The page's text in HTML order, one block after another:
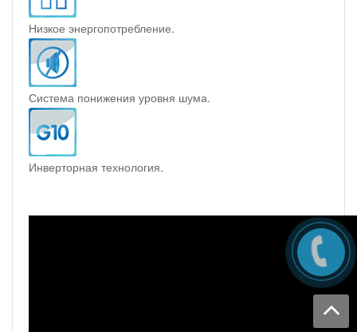
Низкое энергопотребление.
Система понижения уровня шума.
Инверторная технология.